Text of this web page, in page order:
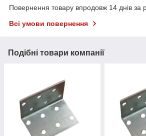
Повернення товару впродовж 14 днів за
Всі умови повернення
Подібні товари компанії